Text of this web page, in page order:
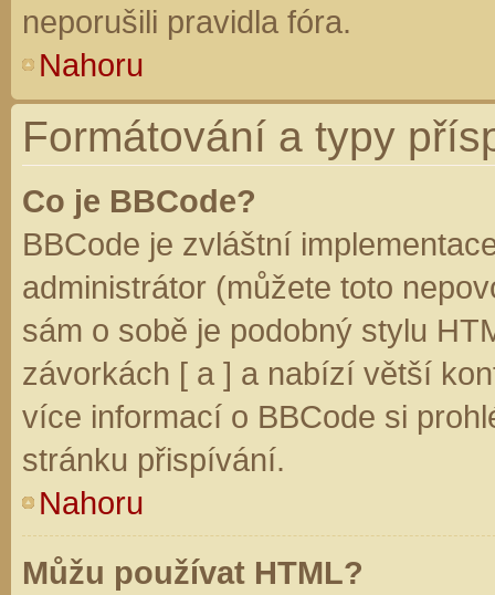
neporušili pravidla fóra.
Nahoru
Formátování a typy
Co je BBCode?
BBCode je zvláštní
administrátor (můžete toto
sám o sobě je podobný stylu
závorkách [ a ] a nabízí větší
více informací o BBCode si
stránku přispívání.
Nahoru
Můžu používat HTML?